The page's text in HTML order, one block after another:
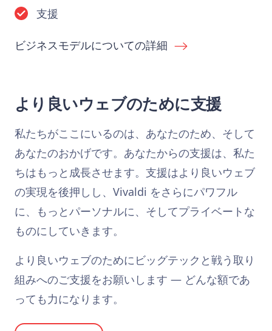
支援
ビジネスモデルについての詳細
より良いウェブのために支援
私たちがここにいるのは、あなたのため、そして
あなたのおかげです。あなたからの支援は、私た
ちはもっと成長させます。支援はより良いウェブ
の実現を後押しし、Vivaldi をさらにパワフル
に、もっとパーソナルに、そしてプライベートな
ものにしていきます。
より良いウェブのためにビッグテックと戦う取り
組みへのご支援をお願いします ― どんな額であ
っても力になります。